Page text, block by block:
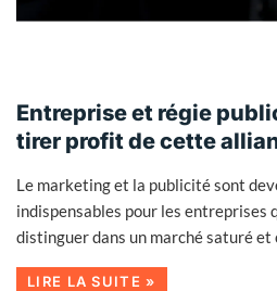
Entreprise et régie
tirer profit de cette
Le marketing et la publicité sont
indispensables pour les entreprises
distinguer dans un marché saturé et
LIRE LA SUITE »